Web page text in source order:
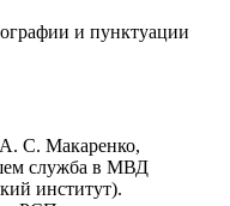
и пунктуации
С. Макаренко,
служба в МВД
институт).